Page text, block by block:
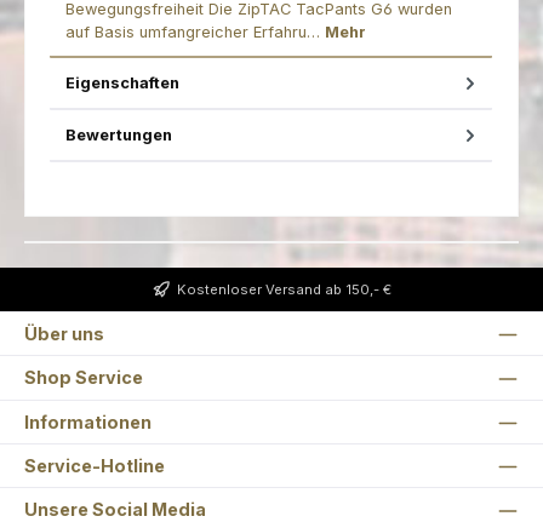
Bewegungsfreiheit Die ZipTAC TacPants G6 wurden
auf Basis umfangreicher Erfahru… Mehr
Eigenschaften
Bewertungen
Kostenloser Versand ab 150,- €
Über uns
Shop Service
Informationen
Service-Hotline
Unsere Social Media